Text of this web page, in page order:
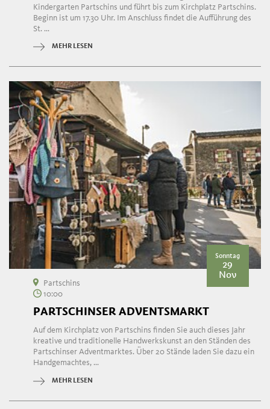
Kindergarten Partschins und führt bis zum Kirchplatz Partschins.
Beginn ist um 17.30 Uhr. Im Anschluss findet die Aufführung des
St. ...
MEHR LESEN
Sonntag
29
Nov
Partschins
10:00
PARTSCHINSER ADVENTSMARKT
Auf dem Kirchplatz von Partschins finden Sie auch dieses Jahr
kreative und traditionelle Handwerkskunst an den Ständen des
Partschinser Adventmarktes. Über 20 Stände laden Sie dazu ein
Handgemachtes, ...
MEHR LESEN